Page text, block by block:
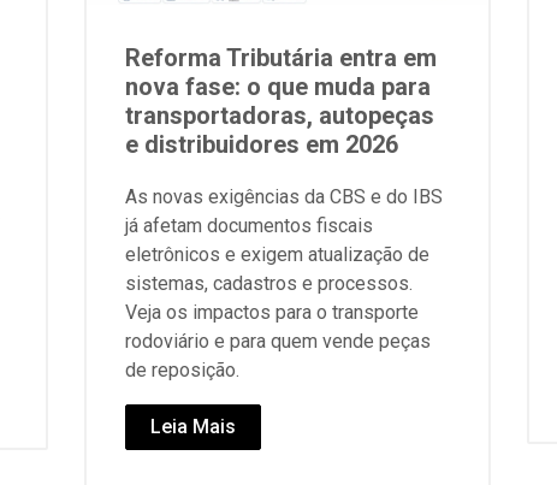
Reforma Tributária entra em
nova fase: o que muda para
transportadoras, autopeças
e distribuidores em 2026
As novas exigências da CBS e do IBS
já afetam documentos fiscais
eletrônicos e exigem atualização de
sistemas, cadastros e processos.
Veja os impactos para o transporte
rodoviário e para quem vende peças
de reposição.
Leia Mais